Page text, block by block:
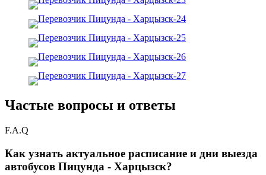
Частые вопросы и ответы
F.A.Q
Как узнать актуальное расписание и дни выезда
автобусов Пицунда - Харцызск?